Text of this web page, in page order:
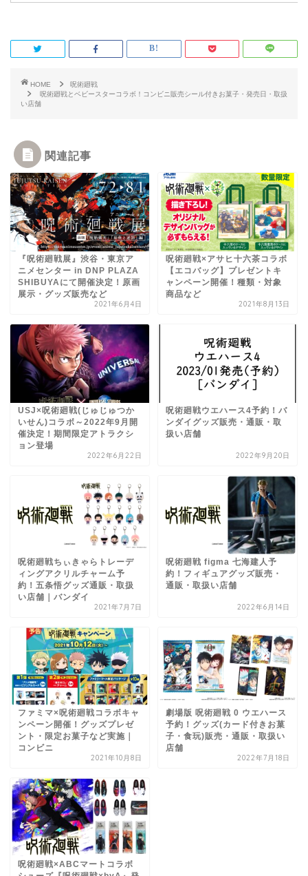
HOME
呪術廻戦
呪術廻戦とベビースターコラボ！コンビニ販売シール付きお菓子・発売日・取扱
い店舗
関連記事
『呪術廻戦展』渋谷・東京ア
ニメセンター in DNP PLAZA
SHIBUYAにて開催決定！原画
展示・グッズ販売など
2021年6月4日
呪術廻戦×アサヒ十六茶コラボ
【エコバッグ】プレゼントキ
ャンペーン開催！種類・対象
商品など
2021年8月13日
USJ×呪術廻戦(じゅじゅつか
いせん)コラボ～2022年9月開
催決定！期間限定アトラクシ
ョン登場
2022年6月22日
呪術廻戦ウエハース4予約！バ
ンダイグッズ販売・通販・取
扱い店舗
2022年9月20日
呪術廻戦ちぃきゃらトレーデ
ィングアクリルチャーム予
約！五条悟グッズ通販・取扱
い店舗｜バンダイ
2021年7月7日
呪術廻戦 figma 七海建人予
約！フィギュアグッズ販売・
通販・取扱い店舗
2022年6月14日
ファミマ×呪術廻戦コラボキャ
ンペーン開催！グッズプレゼ
ント・限定お菓子など実施｜
コンビニ
2021年10月8日
劇場版 呪術廻戦 0 ウエハース
予約！グッズ(カード付きお菓
子・食玩)販売・通販・取扱い
店舗
2022年7月18日
呪術廻戦×ABCマートコラボ